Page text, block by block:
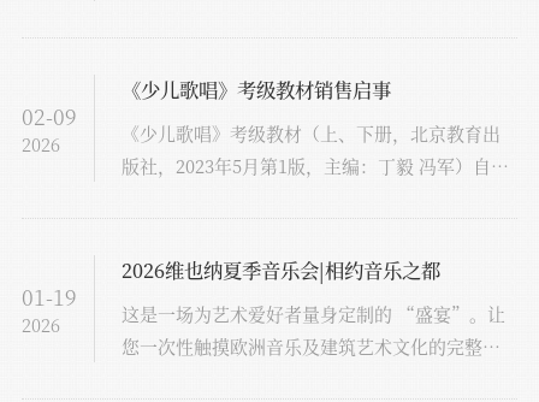
关注。
02-09
2026
《少儿歌唱》考级教材销售启事
《少儿歌唱》考级教材（上、下册，北京教育出
版社，2023年5月第1版，主编：丁毅 冯军）自出
01-19
2026
2026维也纳夏季音乐会|相约音乐之都
这是一场为艺术爱好者量身定制的 “盛宴”。让
您一次性触摸欧洲音乐及建筑艺术文化的完整脉